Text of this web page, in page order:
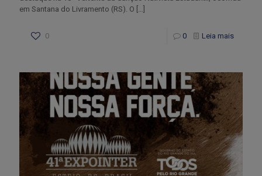
em Santana do Livramento (RS). O […]
0 0 Leia mais